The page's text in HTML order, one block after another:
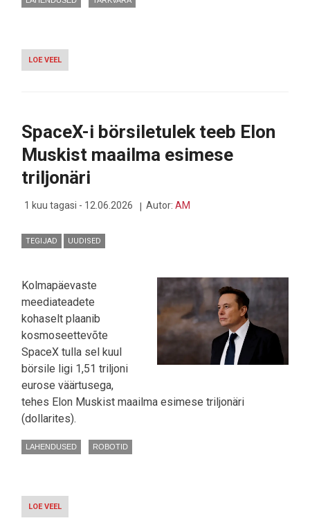
LOE VEEL
VASTNE
EUROOPALE
VABADUSE
VÕI
HOOPIS
MICROSOFTI
JÄRGI?
SpaceX-i börsiletulek teeb Elon
Muskist maailma esimese
triljonäri
1 kuu tagasi - 12.06.2026 Autor: AM
TEGIJAD UUDISED
Kolmapäevaste
meediateadete
kohaselt plaanib
kosmoseettevõte
SpaceX tulla sel kuul
börsile ligi 1,51 triljoni
eurose väärtusega,
tehes Elon Muskist maailma esimese triljonäri
(dollarites).
LAHENDUSED ROBOTID
LOE VEEL
SPACEX-